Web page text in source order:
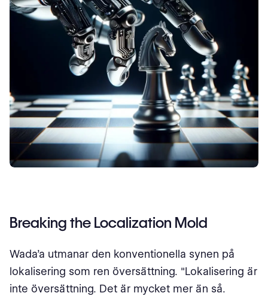
Breaking the Localization Mold
Wada’a utmanar den konventionella synen på
lokalisering som ren översättning. "Lokalisering är
inte översättning. Det är mycket mer än så.